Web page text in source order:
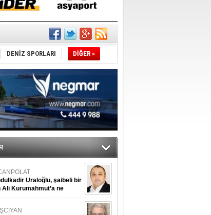
DENİZ SPORLARI DİĞER »
Uraloğlu, şaibeli bir
Kurumahmut’a ne